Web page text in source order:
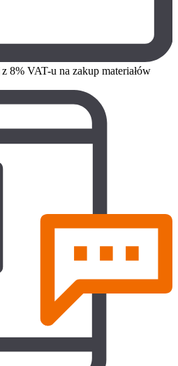
8% VAT-u na zakup materiałów